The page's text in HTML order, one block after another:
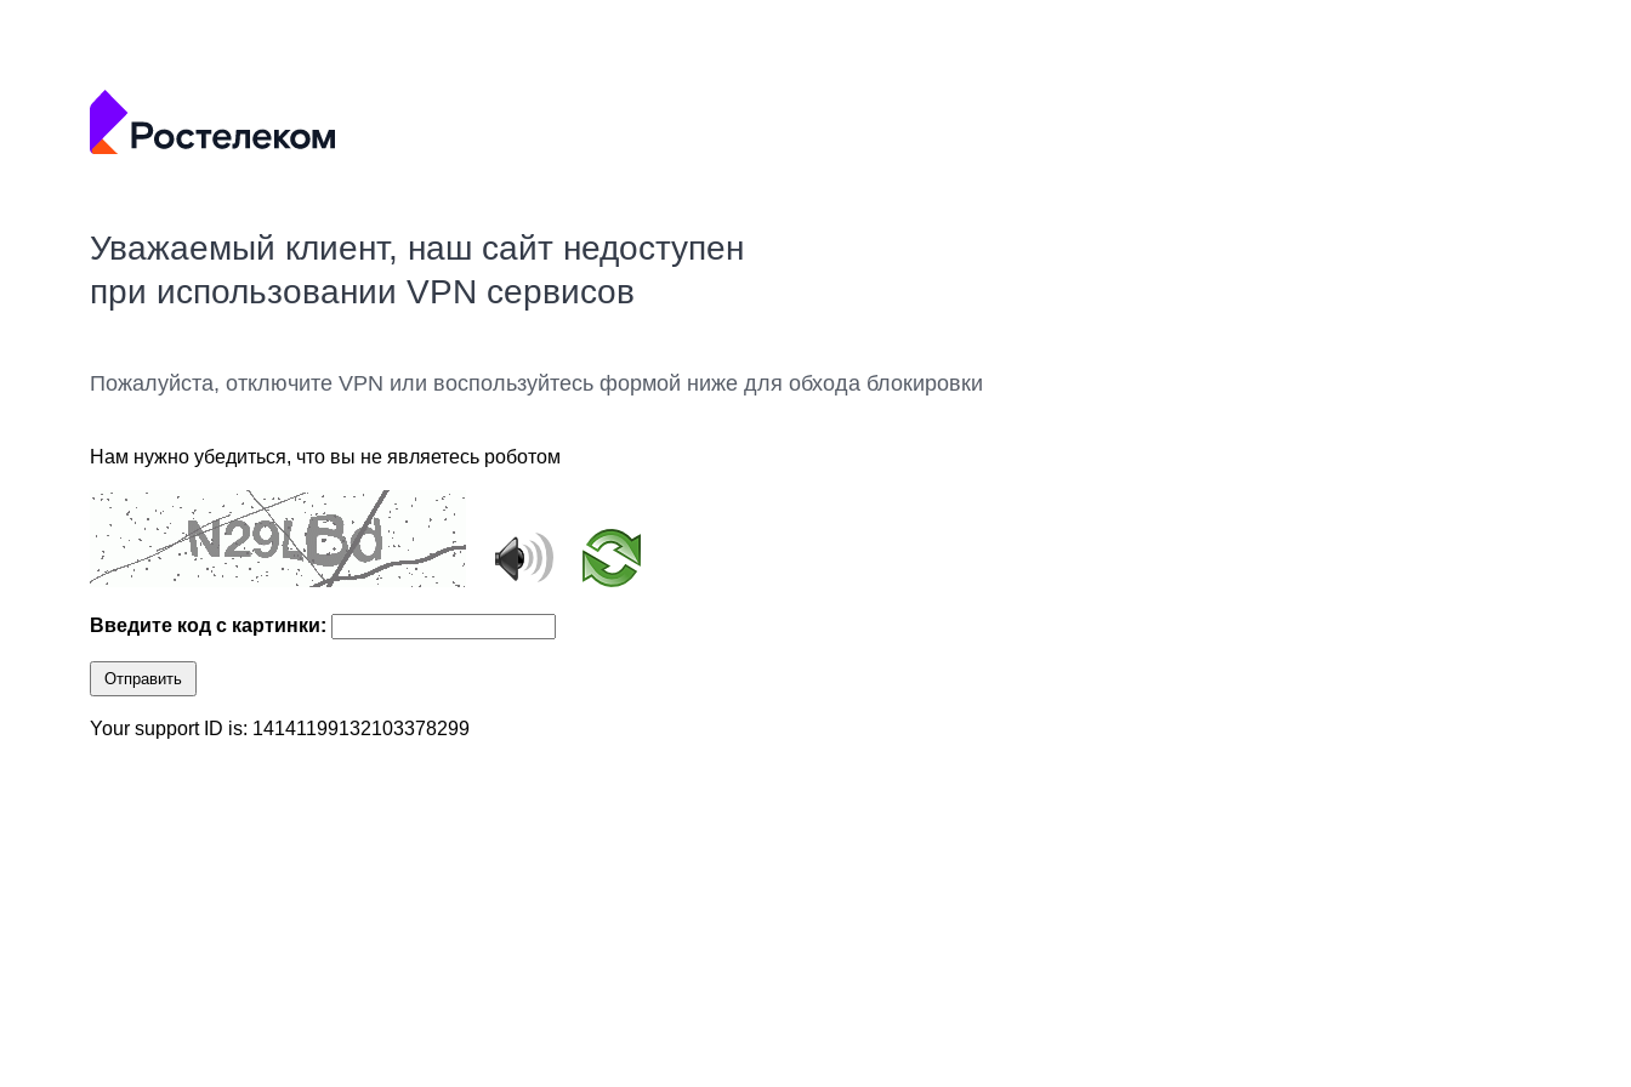
Уважаемый клиент, наш сайт недоступен
при использовании VPN сервисов
Пожалуйста, отключите VPN или воспользуйтесь формой ниже для обхода блокировки
Нам нужно убедиться, что вы не являетесь роботом
Введите код с картинки:
Отправить
Your support ID is: 14141199132103378299